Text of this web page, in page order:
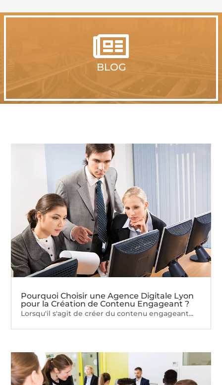

BLOG
Pourquoi Choisir une Agence Digitale Lyon
pour la Création de Contenu Engageant ?
Lorsqu'il s'agit de créer du contenu engageant...